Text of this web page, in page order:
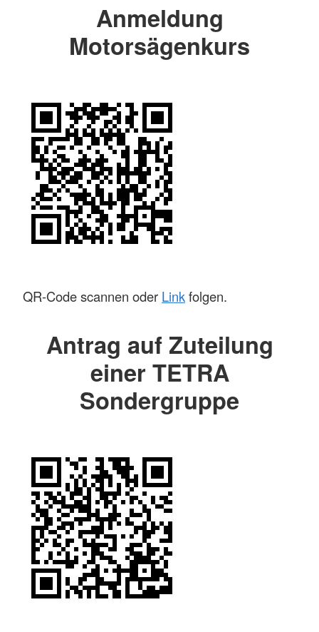
Anmeldung
Motorsägenkurs
QR-Code scannen oder Linkfolgen.
Antrag auf Zuteilung
einer TETRA
Sondergruppe